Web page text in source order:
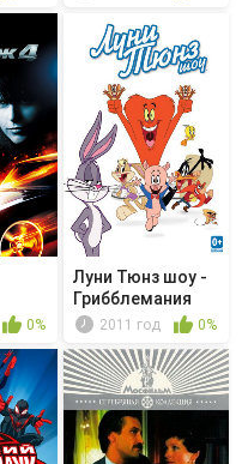
0%
Луни Тюнз шоу -
Грибблемания
2011 год 0%